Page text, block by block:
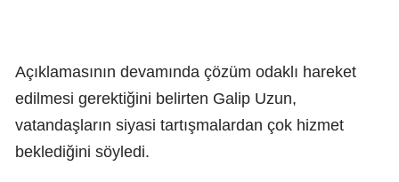
Açıklamasının devamında çözüm odaklı hareket
edilmesi gerektiğini belirten Galip Uzun,
vatandaşların siyasi tartışmalardan çok hizmet
beklediğini söyledi.